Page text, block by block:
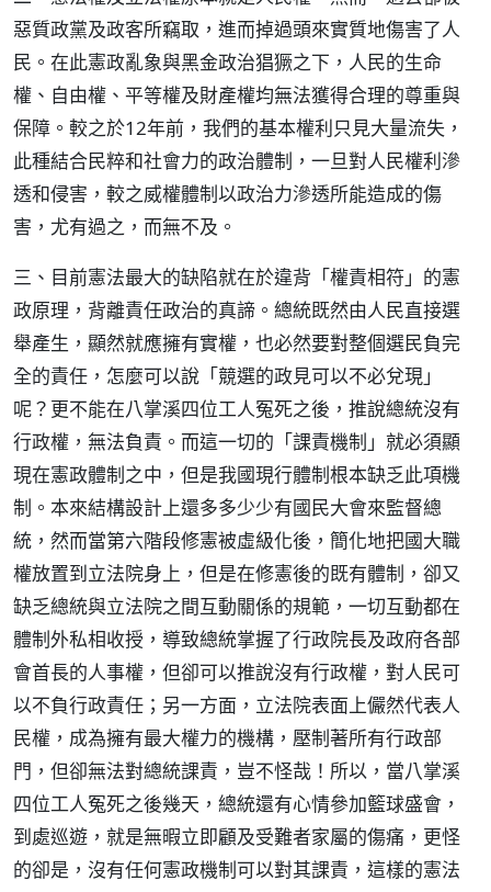
惡質政黨及政客所竊取，進而掉過頭來實質地傷害了人
民。在此憲政亂象與黑金政治猖獗之下，人民的生命
權、自由權、平等權及財產權均無法獲得合理的尊重與
保障。較之於12年前，我們的基本權利只見大量流失，
此種結合民粹和社會力的政治體制，一旦對人民權利滲
透和侵害，較之威權體制以政治力滲透所能造成的傷
害，尤有過之，而無不及。
三、目前憲法最大的缺陷就在於違背「權責相符」的憲
政原理，背離責任政治的真諦。總統既然由人民直接選
舉產生，顯然就應擁有實權，也必然要對整個選民負完
全的責任，怎麼可以說「競選的政見可以不必兌現」
呢？更不能在八掌溪四位工人冤死之後，推說總統沒有
行政權，無法負責。而這一切的「課責機制」就必須顯
現在憲政體制之中，但是我國現行體制根本缺乏此項機
制。本來結構設計上還多多少少有國民大會來監督總
統，然而當第六階段修憲被虛級化後，簡化地把國大職
權放置到立法院身上，但是在修憲後的既有體制，卻又
缺乏總統與立法院之間互動關係的規範，一切互動都在
體制外私相收授，導致總統掌握了行政院長及政府各部
會首長的人事權，但卻可以推說沒有行政權，對人民可
以不負行政責任；另一方面，立法院表面上儼然代表人
民權，成為擁有最大權力的機構，壓制著所有行政部
門，但卻無法對總統課責，豈不怪哉！所以，當八掌溪
四位工人冤死之後幾天，總統還有心情參加籃球盛會，
到處巡遊，就是無暇立即顧及受難者家屬的傷痛，更怪
的卻是，沒有任何憲政機制可以對其課責，這樣的憲法